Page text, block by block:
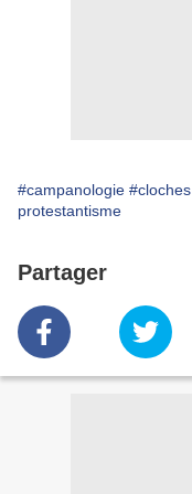
#campanologie #cloches
protestantisme
Partager